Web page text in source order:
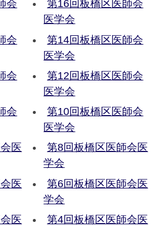
会
第16回板橋区医師会
医学会
会
第14回板橋区医師会
医学会
会
第12回板橋区医師会
医学会
会
第10回板橋区医師会
医学会
医
第8回板橋区医師会医
学会
医
第6回板橋区医師会医
学会
医
第4回板橋区医師会医